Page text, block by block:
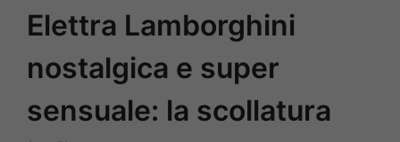
Elettra Lamborghini
nostalgica e super
sensuale: la scollatura